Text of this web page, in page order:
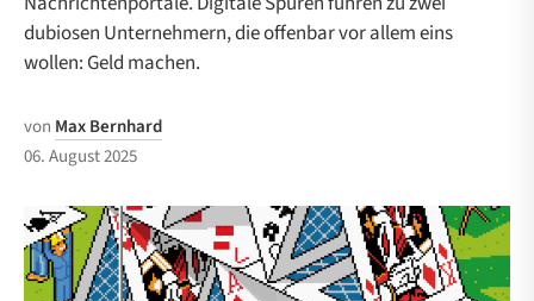
dubiosen Unternehmern, die offenbar vor allem eins
wollen: Geld machen.
von Max Bernhard
06. August 2025